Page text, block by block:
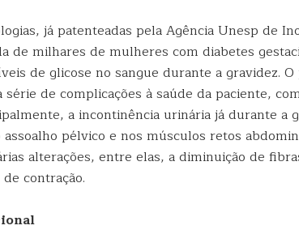
já patenteadas pela Agência Unesp de
de milhares de mulheres com diabetes
de glicose no sangue durante a gravidez.
série de complicações à saúde da paciente,
a incontinência urinária já durante a
pélvico e nos músculos retos
alterações, entre elas, a diminuição de
contração.